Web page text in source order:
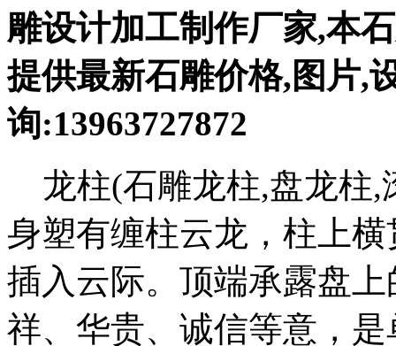
雕设计加工制作厂家,本
提供最新石雕价格,图片,
询:13963727872
龙柱(石雕龙柱,盘龙柱,
身塑有缠柱云龙，柱上
插入云际。顶端承露盘
祥、华贵、诚信等意，